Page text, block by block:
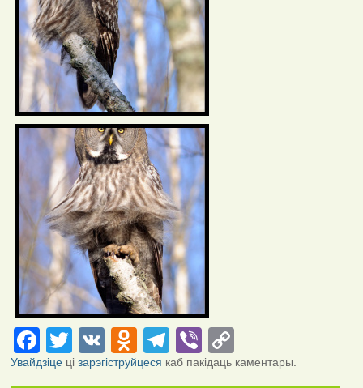
Facebook
Twitter
VKOdnoklassniki
Telegram
ViberCopy
Link
Увайдзіцеці зарэгіструйцеся каб пакідаць каментары.